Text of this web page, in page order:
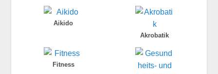
Aikido
Akrobatik
Fitness